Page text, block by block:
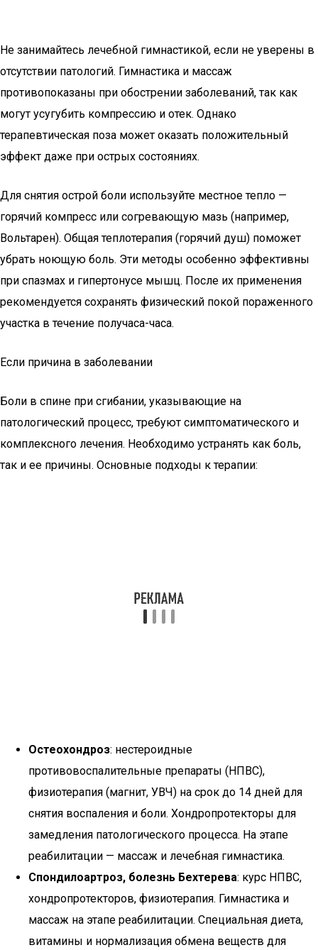
Не занимайтесь лечебной гимнастикой, если не уверены в
отсутствии патологий. Гимнастика и массаж
противопоказаны при обострении заболеваний, так как
могут усугубить компрессию и отек. Однако
терапевтическая поза может оказать положительный
эффект даже при острых состояниях.
Для снятия острой боли используйте местное тепло —
горячий компресс или согревающую мазь (например,
Вольтарен). Общая теплотерапия (горячий душ) поможет
убрать ноющую боль. Эти методы особенно эффективны
при спазмах и гипертонусе мышц. После их применения
рекомендуется сохранять физический покой пораженного
участка в течение получаса-часа.
Если причина в заболевании
Боли в спине при сгибании, указывающие на
патологический процесс, требуют симптоматического и
комплексного лечения. Необходимо устранять как боль,
так и ее причины. Основные подходы к терапии:
Остеохондроз: нестероидные
противовоспалительные препараты (НПВС),
физиотерапия (магнит, УВЧ) на срок до 14 дней для
снятия воспаления и боли. Хондропротекторы для
замедления патологического процесса. На этапе
реабилитации — массаж и лечебная гимнастика.
Спондилоартроз, болезнь Бехтерева: курс НПВС,
хондропротекторов, физиотерапия. Гимнастика и
массаж на этапе реабилитации. Специальная диета,
витамины и нормализация обмена веществ для